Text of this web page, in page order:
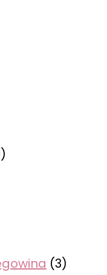
(3)